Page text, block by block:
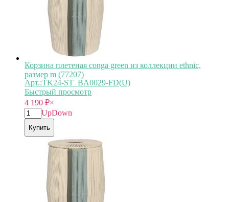
Корзина плетеная conga green из коллекции ethnic,
размер m (77207)
Арт.:TK24-ST_BA0029-FD(U)
Быстрый просмотр
4 190 ₽×
UpDown
Купить